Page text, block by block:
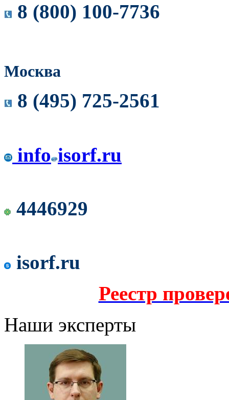
8 (800) 100-7736
Москва
8 (495) 725-2561
info isorf.ru
4446929
isorf.ru
Реестр
Наши эксперты